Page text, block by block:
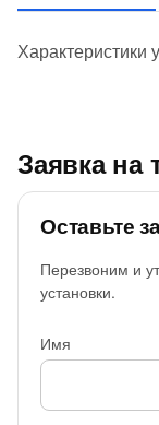
Характеристики
Заявка на
Оставьте
Перезвоним и
установки.
Имя